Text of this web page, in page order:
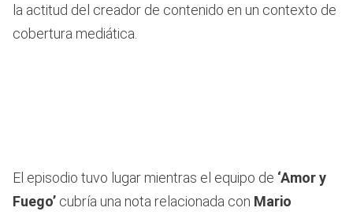
la actitud del creador de contenido en un contexto de
cobertura mediática.
El episodio tuvo lugar mientras el equipo de ‘Amor y
Fuego’ cubría una nota relacionada con Mario